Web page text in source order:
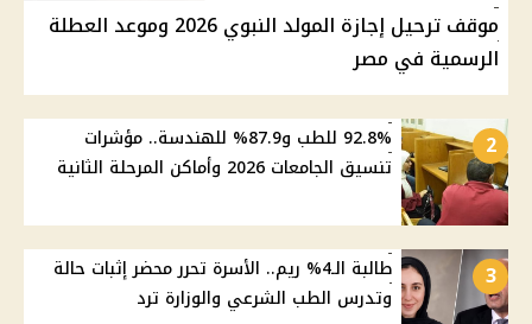
موقف ترحيل إجازة المولد النبوي 2026 وموعد العطلة
الرسمية في مصر
2
92.8% للطب و87.9% للهندسة.. مؤشرات
تنسيق الجامعات 2026 وأماكن المرحلة الثانية
3
طالبة الـ4% ريم.. الأسرة تحرر محضر إثبات حالة
وتدرس الطب الشرعي والوزارة ترد